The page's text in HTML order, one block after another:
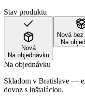
Stav produktu
Nová
Na objednávku
Nová
Na
Na objednávku
Skladom v Bratislave —
dovoz s inštaláciou.